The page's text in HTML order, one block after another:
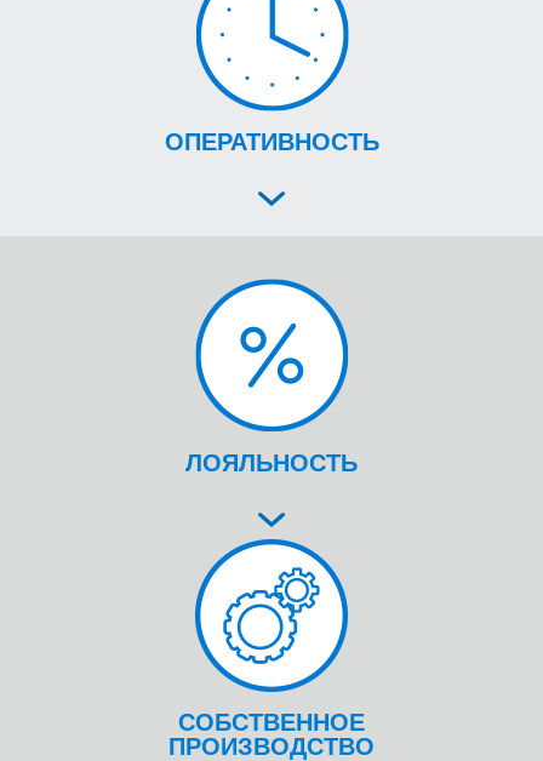
ОПЕРАТИВНОСТЬ
ЛОЯЛЬНОСТЬ
СОБСТВЕННОЕ
ПРОИЗВОДСТВО